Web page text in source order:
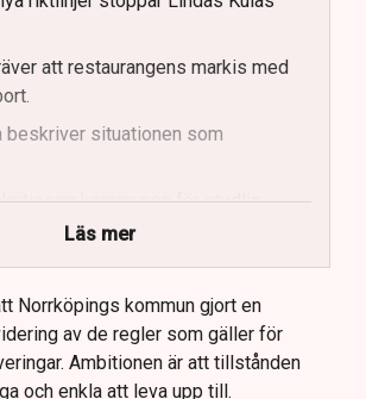
att restaurangens markis med
beskriver situationen som
kommunen för otydlig
skapa enhetliga regler för
in uteserveringen för
Läs mer
Norrköpings kommun gjort en
av de regler som gäller för
Ambitionen är att tillstånden
och enkla att leva upp till.